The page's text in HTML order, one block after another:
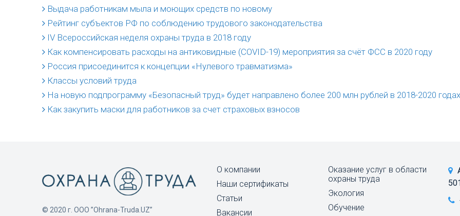
Выдача работникам мыла и моющих средств по новому
Рейтинг субъектов РФ по соблюдению трудового законодательства
IV Всероссийская неделя охраны труда в 2018 году
Как компенсировать расходы на антиковидные (COVID-19) мероприятия за счёт ФСС в 2020 году
Россия присоединится к концепции «Нулевого травматизма»
Классы условий труда
На новую подпрограмму «Безопасный труд» будет направлено более 200 млн рублей в 2018-2020 годах
Как закупить маски для работников за счет страховых взносов
© 2020 г. ООО ”Ohrana-Truda.UZ”
О компании
Наши сертификаты
Статьи
Вакансии
Оказание услуг в области
охраны труда
Экология
Обучение